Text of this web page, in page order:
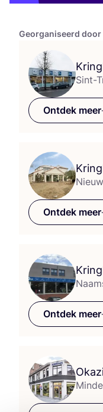
Georganiseerd door
Sint-
Ontdek meer
Ontdek meer
Ontdek meer